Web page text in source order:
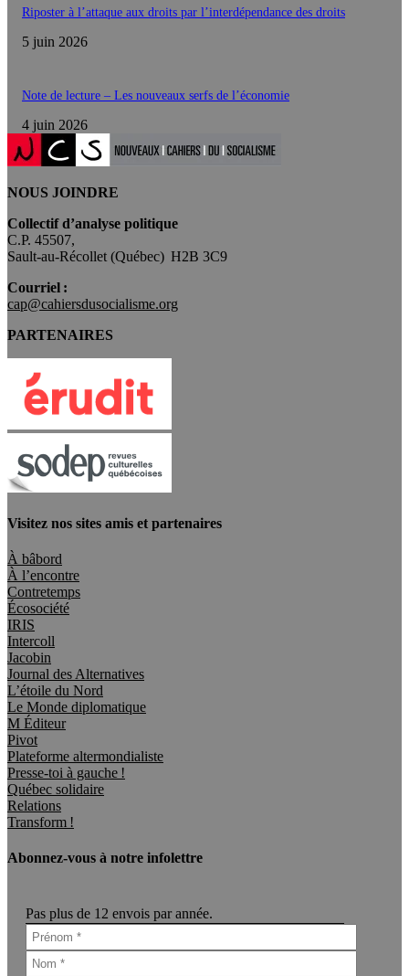
Riposter à l’attaque aux droits par l’interdépendance des droits
5 juin 2026
Note de lecture – Les nouveaux serfs de l’économie
4 juin 2026
NOUS JOINDRE
Collectif d’analyse politique
C.P. 45507,
Sault-au-Récollet (Québec) H2B 3C9
Courriel :
cap@cahiersdusocialisme.org
PARTENAIRES
Visitez nos sites amis et partenaires
À bâbord
À l’encontre
Contretemps
Écosociété
IRIS
Intercoll
Jacobin
Journal des Alternatives
L’étoile du Nord
Le Monde diplomatique
M Éditeur
Pivot
Plateforme altermondialiste
Presse-toi à gauche !
Québec solidaire
Relations
Transform !
Abonnez-vous à notre infolettre
Pas plus de 12 envois par année.